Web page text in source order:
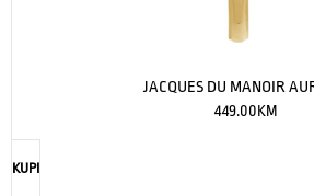
JACQUES DU MANOIR
449.00KM
KUPI